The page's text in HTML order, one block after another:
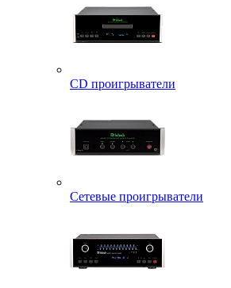
CD проигрыватели
Сетевые проигрыватели